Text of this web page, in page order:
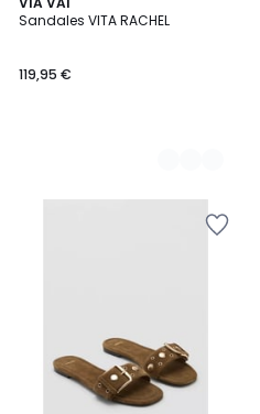
Sandales VITA RACHEL
119,95 €
2
Couleurs